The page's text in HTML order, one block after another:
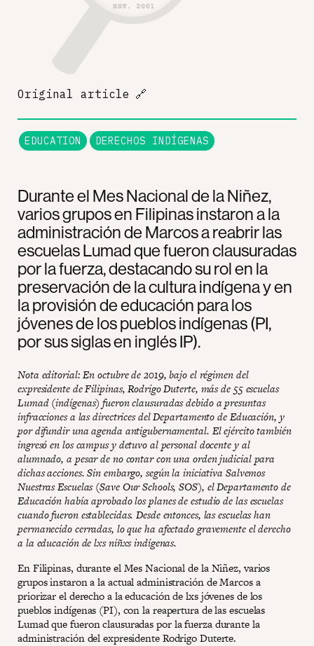
Durante el Mes Nacional de la Niñez,
varios grupos en Filipinas instaron a la
administración de Marcos a reabrir las
escuelas Lumad que fueron clausuradas
por la fuerza, destacando su rol en la
preservación de la cultura indígena y en
la provisión de educación para los
jóvenes de los pueblos indígenas (PI,
por sus siglas en inglés IP).
Nota editorial: En octubre de 2019, bajo el régimen del
expresidente de Filipinas, Rodrigo Duterte, más de 55 escuelas
Lumad (indígenas) fueron clausuradas debido a presuntas
infracciones a las directrices del Departamento de Educación, y
por difundir una agenda antigubernamental. El ejército también
ingresó en los campus y detuvo al personal docente y al
alumnado, a pesar de no contar con una orden judicial para
dichas acciones. Sin embargo, según la iniciativa Salvemos
Nuestras Escuelas (Save Our Schools, SOS), el Departamento de
Educación había aprobado los planes de estudio de las escuelas
cuando fueron establecidas. Desde entonces, las escuelas han
permanecido cerradas, lo que ha afectado gravemente el derecho
a la educación de lxs niñxs indígenas.
En Filipinas, durante el Mes Nacional de la Niñez, varios
grupos instaron a la actual administración de Marcos a
priorizar el derecho a la educación de lxs jóvenes de los
pueblos indígenas (PI), con la reapertura de las escuelas
Lumad que fueron clausuradas por la fuerza durante la
administración del expresidente Rodrigo Duterte.
Original article 🔗
EDUCATION DERECHOS INDÍGENAS